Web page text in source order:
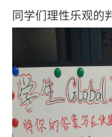
同学们理性乐观的